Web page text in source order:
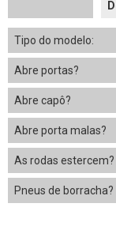
Tipo do modelo:
Abre portas?
Abre capô?
Abre porta malas?
As rodas estercem?
Pneus de borracha?